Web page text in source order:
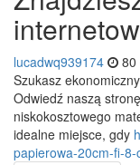
lucadwq939174 80
Szukasz
Odwiedź naszą
niskokosztowego
idealne miejsce, gdy
papierowa-20cm-fi-